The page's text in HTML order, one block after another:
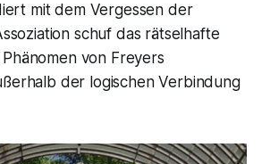
mit dem Vergessen der
schuf das rätselhafte
von Freyers
der logischen Verbindung